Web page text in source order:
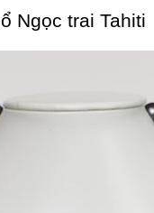
Ngọc trai Tahiti